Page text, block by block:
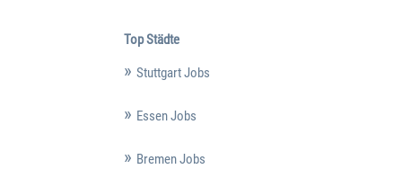
Top Städte
Stuttgart Jobs
Essen Jobs
Bremen Jobs